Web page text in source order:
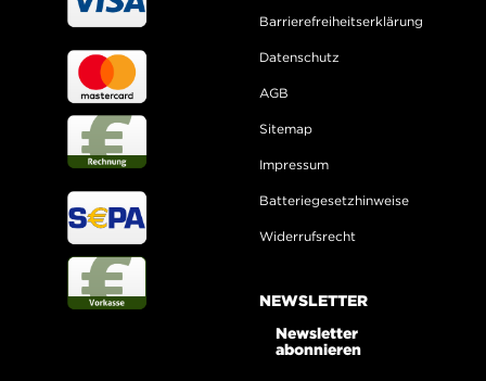
Barrierefreiheitserklärung
Datenschutz
AGB
Sitemap
Impressum
Batteriegesetzhinweise
Widerrufsrecht
NEWSLETTER
Newsletter
abonnieren